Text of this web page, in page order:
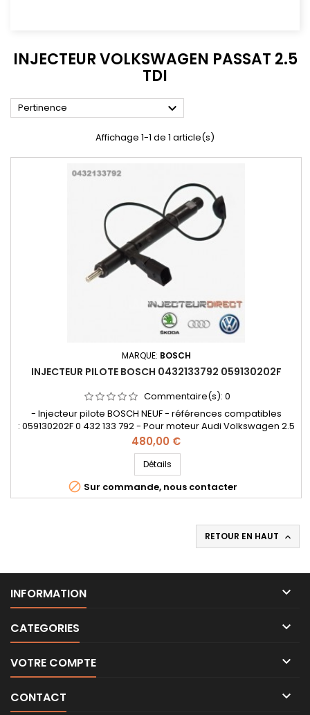
INJECTEUR VOLKSWAGEN PASSAT 2.5
TDI
Pertinence 
Affichage 1-1 de 1 article(s)
MARQUE: BOSCH
INJECTEUR PILOTE BOSCH 0432133792 059130202F
Commentaire(s): 0
- Injecteur pilote BOSCH NEUF - références compatibles
: 059130202F 0 432 133 792 - Pour moteur Audi Volkswagen 2.5
V6 TDI Pièce d'origine
Prix
480,00 €
Détails
 Sur commande, nous contacter
RETOUR EN HAUT 
INFORMATION 
CATEGORIES 
VOTRE COMPTE 
CONTACT 